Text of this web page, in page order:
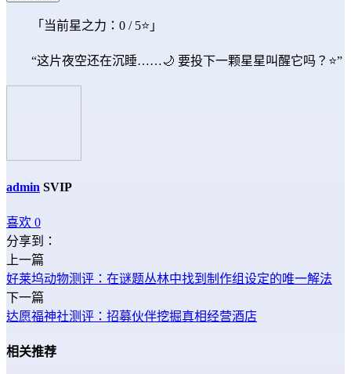
「当前星之力： 0 / 5⭐」
“这片夜空还在沉睡……🌙 要投下一颗星星叫醒它吗？⭐”
admin SVIP
喜欢 0
分享到：
上一篇
好莱坞动物测评：在谜题丛林中找到制作组设定的唯一解法
下一篇
达愿福神社测评：招募伙伴挖掘真相经营酒店
相关推荐